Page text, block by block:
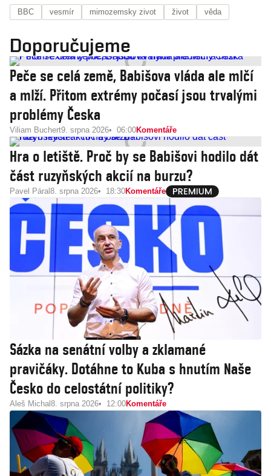
BBC vesmír mimozemsky zivot život věda
Doporučujeme
Peče se celá země, Babišova vláda ale mlčí
a mlží. Přitom extrémy počasí jsou trvalými
problémy Česka
Viliam Buchert9. srpna 2026 06:00Komentáře
Hra o letiště. Proč by se Babišovi hodilo dát
část ruzyňských akcií na burzu?
Pavel Páral 8. srpna 2026 18:30Komentáře
Sázka na senátní volby a zklamané
pravičáky. Dotáhne to Kuba s hnutím Naše
Česko do celostátní politiky?
Aleš Michal 8. srpna 2026 12:00Komentáře